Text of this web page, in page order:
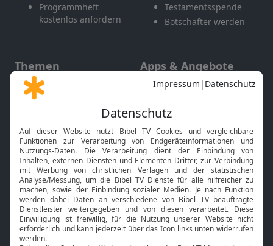
Programmheft
kostenlos anfordern
Testamentsspende
Botschafter werden
Themen
Gott und Bibel erklärt
Neuigkeiten
Apps & Angebote
Mobile App
Smart TV
HbbTV
Bibelthek Online-Bibel
Nächster Gottesdienst
Bibel TV Service